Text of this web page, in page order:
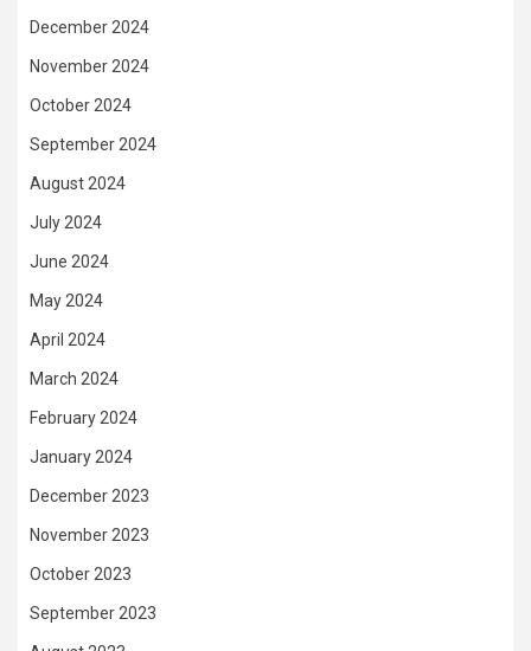
December 2024
November 2024
October 2024
September 2024
August 2024
July 2024
June 2024
May 2024
April 2024
March 2024
February 2024
January 2024
December 2023
November 2023
October 2023
September 2023